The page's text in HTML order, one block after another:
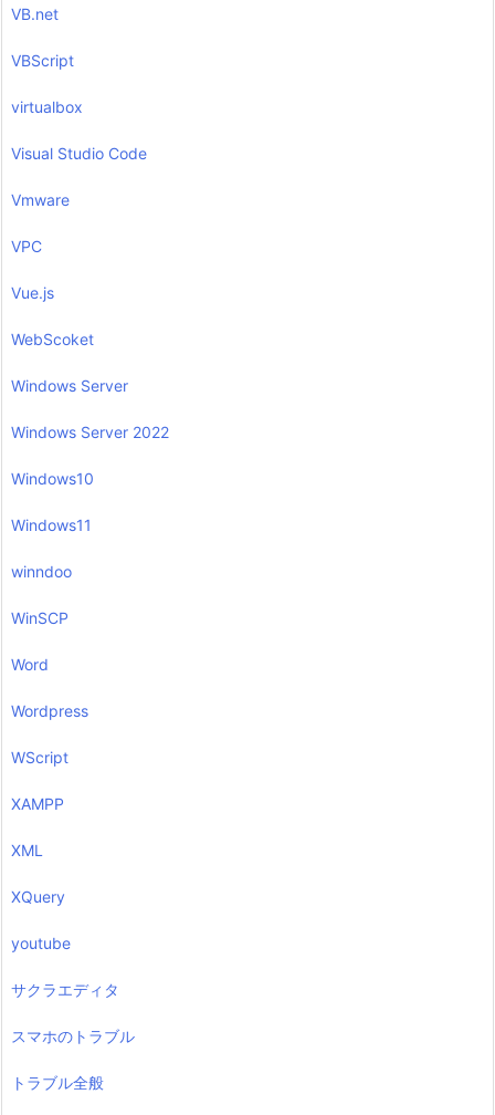
VB.net
VBScript
virtualbox
Visual Studio Code
Vmware
VPC
Vue.js
WebScoket
Windows Server
Windows Server 2022
Windows10
Windows11
winndoo
WinSCP
Word
Wordpress
WScript
XAMPP
XML
XQuery
youtube
サクラエディタ
スマホのトラブル
トラブル全般